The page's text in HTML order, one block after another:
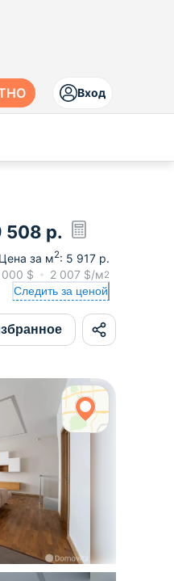
Вход
508 р.
Цена за м2: 5 917 р.
$ 2 007 $/м2
Следить за ценой